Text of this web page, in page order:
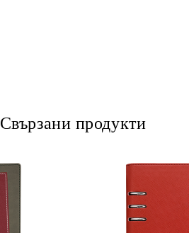
Свързани продукти